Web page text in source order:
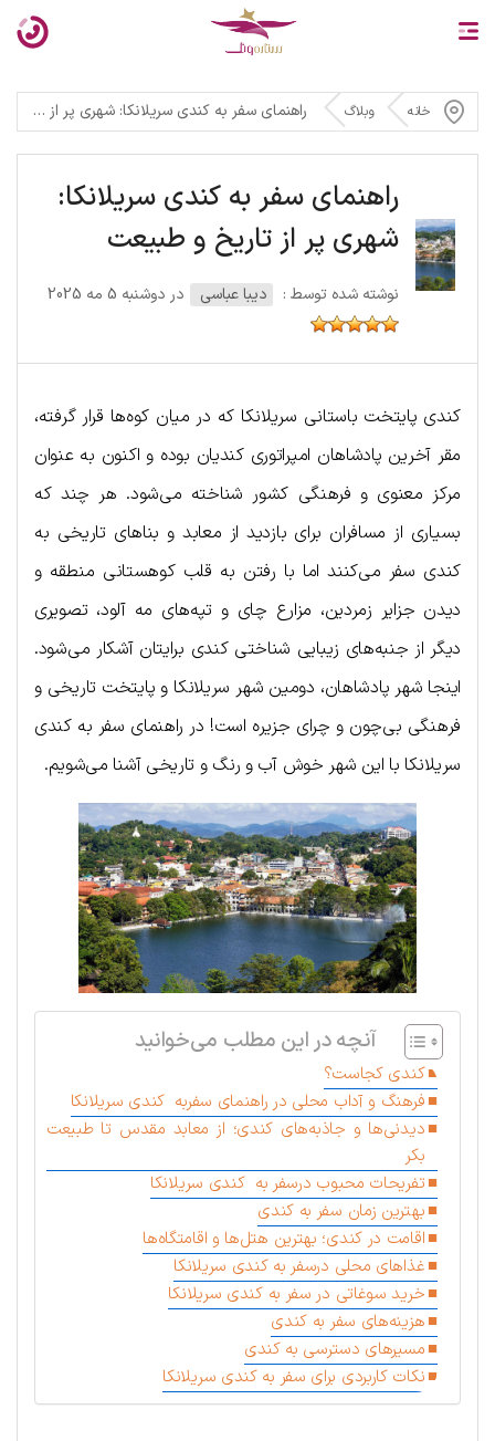
خانه وبلاگ راهنمای سفر به کندی سریلانکا: شهری پر از تاریخ و طبیعت
راهنمای سفر به کندی سریلانکا:
شهری پر از تاریخ و طبیعت
نوشته شده توسط : دیبا عباسی در دوشنبه 5 مه 2025
کندی پایتخت باستانی سریلانکا که در میان کوه‌ها قرار گرفته،
مقر آخرین پادشاهان امپراتوری کندیان بوده و اکنون به عنوان
مرکز معنوی و فرهنگی کشور شناخته می‌شود. هر چند که
بسیاری از مسافران برای بازدید از معابد و بناهای تاریخی به
کندی سفر می‌کنند اما با رفتن به قلب کوهستانی منطقه و
دیدن جزایر زمردین، مزارع چای و تپه‌های مه آلود، تصویری
دیگر از جنبه‌های زیبایی شناختی کندی برایتان آشکار می‌شود.
اینجا شهر پادشاهان، دومین شهر سریلانکا و پایتخت تاریخی و
فرهنگی بی‌چون و چرای جزیره است! در راهنمای سفر به کندی
سریلانکا با این شهر خوش آب و رنگ و تاریخی آشنا می‌شویم.
آنچه در این مطلب می‌خوانید
کندی کجاست؟
فرهنگ و آداب محلی در راهنمای سفربه کندی سریلانکا
دیدنی‌ها و جاذبه‌های کندی؛ از معابد مقدس تا طبیعت
بکر
تفریحات محبوب درسفر به کندی سریلانکا
بهترین زمان سفر به کندی
اقامت در کندی؛ بهترین هتل‌ها و اقامتگاه‌ها
غذاهای محلی درسفر به کندی سریلانکا
خرید سوغاتی در سفر به کندی سریلانکا
هزینه‌های سفر به کندی
مسیرهای دسترسی به کندی
نکات کاربردی برای سفر به کندی سریلانکا